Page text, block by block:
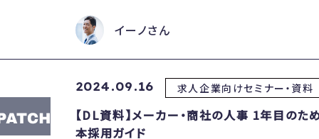
イーノさん
2024.09.16 求人企業向けセミナー・資料
【DL資料】メーカー・商社の人事 1年目のた
本採用ガイド